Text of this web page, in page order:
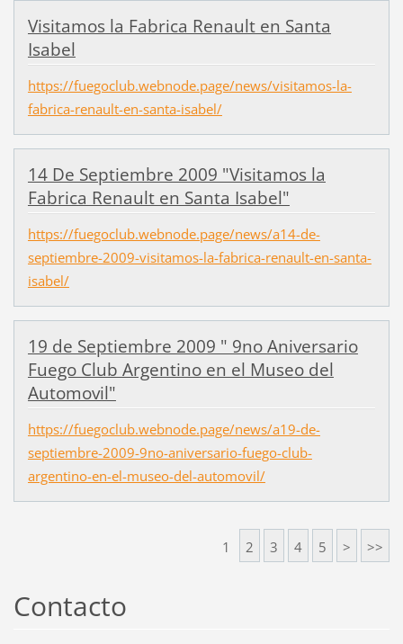
Visitamos la Fabrica Renault en Santa
Isabel
https://fuegoclub.webnode.page/news/visitamos-la-
fabrica-renault-en-santa-isabel/
14 De Septiembre 2009 "Visitamos la
Fabrica Renault en Santa Isabel"
https://fuegoclub.webnode.page/news/a14-de-
septiembre-2009-visitamos-la-fabrica-renault-en-santa-
isabel/
19 de Septiembre 2009 " 9no Aniversario
Fuego Club Argentino en el Museo del
Automovil"
https://fuegoclub.webnode.page/news/a19-de-
septiembre-2009-9no-aniversario-fuego-club-
argentino-en-el-museo-del-automovil/
1 2 3 4 5 > >>
Contacto